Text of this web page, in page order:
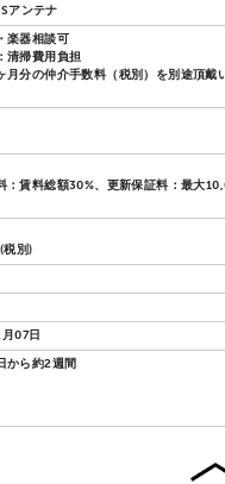
アンテナ
楽器相談可
清掃費用負担
月分の仲介手数料（税別）を別途頂戴
：賃料総額30%、更新保証料：最大
税別)
07日
から約2週間